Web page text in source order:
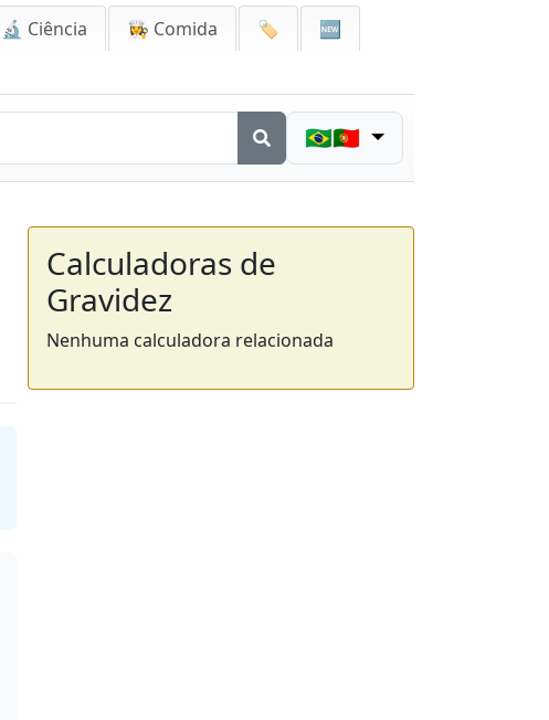
🔬 Ciência 👩‍🍳 Comida 🏷️
🆕
🇧🇷🇵🇹
Calculadoras de
Gravidez
Nenhuma calculadora relacionada